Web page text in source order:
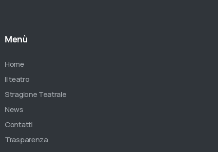
Menù
Home
Il teatro
Stragione Teatrale
News
Contatti
Trasparenza